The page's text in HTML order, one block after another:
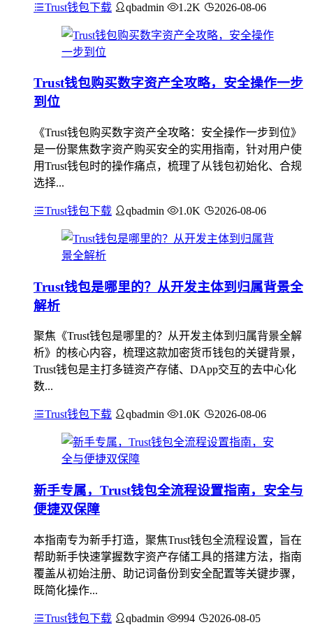
Trust钱包下载 qbadmin 1.2K 2026-08-06
Trust钱包购买数字资产全攻略，安全操作一步
到位
《Trust钱包购买数字资产全攻略：安全操作一步到位》
是一份聚焦数字资产购买安全的实用指南，针对用户使
用Trust钱包时的操作痛点，梳理了从钱包初始化、合规
选择...
Trust钱包下载 qbadmin 1.0K 2026-08-06
Trust钱包是哪里的？从开发主体到归属背景全
解析
聚焦《Trust钱包是哪里的？从开发主体到归属背景全解
析》的核心内容，梳理这款加密货币钱包的关键背景，
Trust钱包是主打多链资产存储、DApp交互的去中心化
数...
Trust钱包下载 qbadmin 1.0K 2026-08-06
新手专属，Trust钱包全流程设置指南，安全与
便捷双保障
本指南专为新手打造，聚焦Trust钱包全流程设置，旨在
帮助新手快速掌握数字资产存储工具的搭建方法，指南
覆盖从初始注册、助记词备份到安全配置等关键步骤，
既简化操作...
Trust钱包下载 qbadmin 994 2026-08-05